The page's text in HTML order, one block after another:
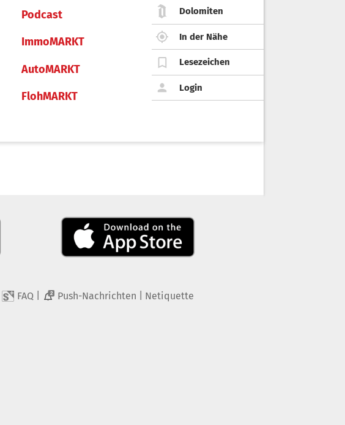
Podcast
ImmoMARKT
AutoMARKT
FlohMARKT
Dolomiten
In der Nähe
Lesezeichen
Login
FAQ 2 Push-Nachrichten Netiquette